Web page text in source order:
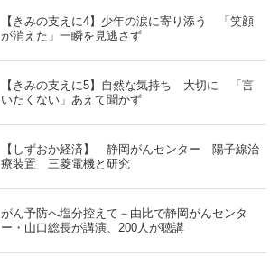
【きみの支えに4】少年の涙に寄り添う 「笑顔
が消えた」一瞬を見逃さず
【きみの支えに5】自然な気持ち 大切に 「言
いたくない」あえて聞かず
【しずおか経済】 静岡がんセンター 陽子線治
療装置 三菱電機と研究
がん予防へ塩分控えて－由比で静岡がんセンタ
ー・山口総長が講演、200人が聴講